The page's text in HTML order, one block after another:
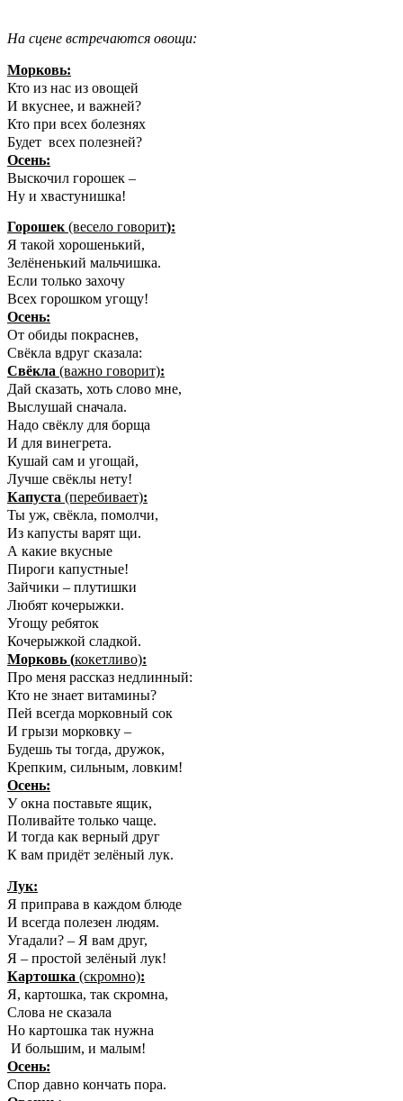
На сцене встречаются овощи:
Морковь:
Кто из нас из овощей
И вкуснее, и важней?
Кто при всех болезнях
Будет всех полезней?
Осень:
Выскочил горошек –
Ну и хвастунишка!
Горошек (весело говорит):
Я такой хорошенький,
Зелёненький мальчишка.
Если только захочу
Всех горошком угощу!
Осень:
От обиды покраснев,
Свёкла вдруг сказала:
Свёкла (важно говорит):
Дай сказать, хоть слово мне,
Выслушай сначала.
Надо свёклу для борща
И для винегрета.
Кушай сам и угощай,
Лучше свёклы нету!
Капуста (перебивает):
Ты уж, свёкла, помолчи,
Из капусты варят щи.
А какие вкусные
Пироги капустные!
Зайчики – плутишки
Любят кочерыжки.
Угощу ребяток
Кочерыжкой сладкой.
Морковь (кокетливо):
Про меня рассказ недлинный:
Кто не знает витамины?
Пей всегда морковный сок
И грызи морковку –
Будешь ты тогда, дружок,
Крепким, сильным, ловким!
Осень:
У окна поставьте ящик,
Поливайте только чаще.
И тогда как верный друг
К вам придёт зелёный лук.
Лук:
Я приправа в каждом блюде
И всегда полезен людям.
Угадали? – Я вам друг,
Я – простой зелёный лук!
Картошка (скромно):
Я, картошка, так скромна,
Слова не сказала
Но картошка так нужна
И большим, и малым!
Осень:
Спор давно кончать пора.